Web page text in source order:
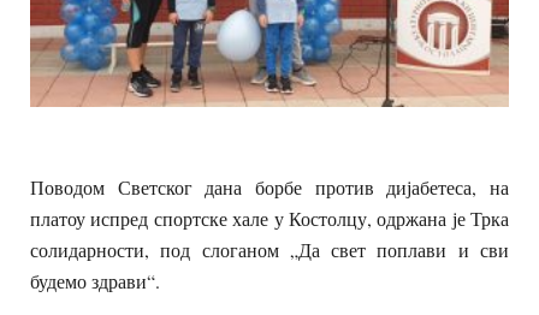
Поводом Светског дана борбе против дијабетеса, на
платоу испред спортске хале у Костолцу, одржана је Трка
солидарности, под слоганом „Да свет поплави и сви
будемо здрави“.